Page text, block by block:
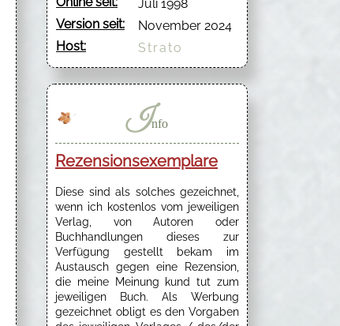
Juli 1998
Version seit:
November 2024
Host:
Strato
Info
Rezensionsexemplare
Diese sind als solches gezeichnet,
wenn ich kostenlos vom jeweiligen
Verlag, von Autoren oder
Buchhandlungen dieses zur
Verfügung gestellt bekam im
Austausch gegen eine Rezension,
die meine Meinung kund tut zum
jeweiligen Buch. Als Werbung
gezeichnet obligt es den Vorgaben